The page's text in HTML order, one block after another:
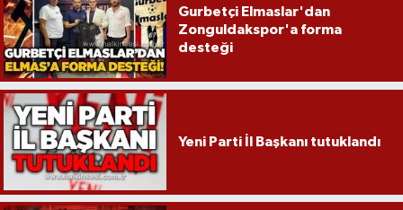
Gurbetçi Elmaslar'dan
Zonguldakspor'a forma
desteği
Yeni Parti İl Başkanı tutuklandı